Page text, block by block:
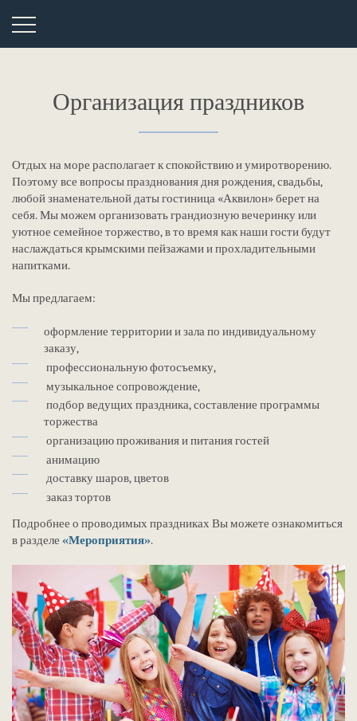
Организация праздников
Отдых на море располагает к спокойствию и умиротворению.
Поэтому все вопросы празднования дня рождения, свадьбы,
любой знаменательной даты гостиница «Аквилон» берет на
себя. Мы можем организовать грандиозную вечеринку или
уютное семейное торжество, в то время как наши гости будут
наслаждаться крымскими пейзажами и прохладительными
напитками.
Мы предлагаем:
оформление территории и зала по индивидуальному
заказу,
профессиональную фотосъемку,
музыкальное сопровождение,
подбор ведущих праздника, составление программы
торжества
организацию проживания и питания гостей
анимацию
доставку шаров, цветов
заказ тортов
Подробнее о проводимых праздниках Вы можете ознакомиться
в разделе «Мероприятия».